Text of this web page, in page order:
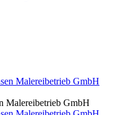
Malereibetrieb GmbH